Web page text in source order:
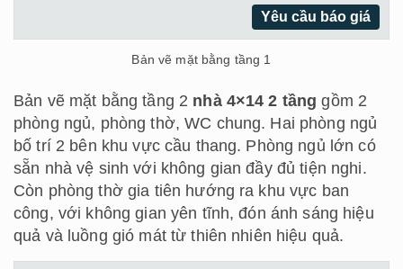
Yêu cầu báo giá
Bản vẽ mặt bằng tầng 1
Bản vẽ mặt bằng tầng 2 nhà 4×14 2 tầng gồm 2
phòng ngủ, phòng thờ, WC chung. Hai phòng ngủ
bố trí 2 bên khu vực cầu thang. Phòng ngủ lớn có
sẵn nhà vệ sinh với không gian đầy đủ tiện nghi.
Còn phòng thờ gia tiên hướng ra khu vực ban
công, với không gian yên tĩnh, đón ánh sáng hiệu
quả và luồng gió mát từ thiên nhiên hiệu quả.